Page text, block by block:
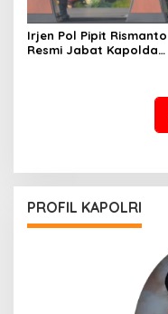
Irjen Pol Pipit Rismanto
Resmi Jabat Kapolda
PROFIL KAPOLRI